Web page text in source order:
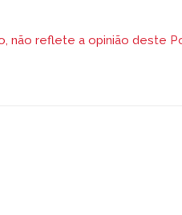
não reflete a opinião deste